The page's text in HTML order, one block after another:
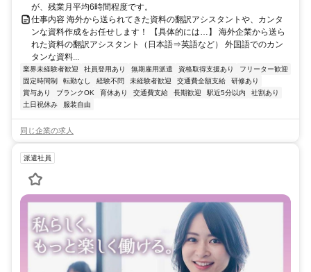
が、残業月平均6時間程度です。
仕事内容 海外から送られてきた資料の翻訳アシスタントや、カンタ
ンな資料作成をお任せします！ 【具体的には…】 海外企業から送ら
れた資料の翻訳アシスタント（日本語⇒英語など） 外国語でのカン
タンな資料...
業界未経験者歓迎 社員登用あり 無期雇用派遣 資格取得支援あり
フリーター歓迎
固定時間制
転勤なし 経験不問 未経験者歓迎 交通費全額支給
研修あり
賞与あり
ブランクOK 育休あり 交通費支給 長期歓迎 駅近5分以内
社割あり
土日祝休み
服装自由
同じ企業の求人
派遣社員